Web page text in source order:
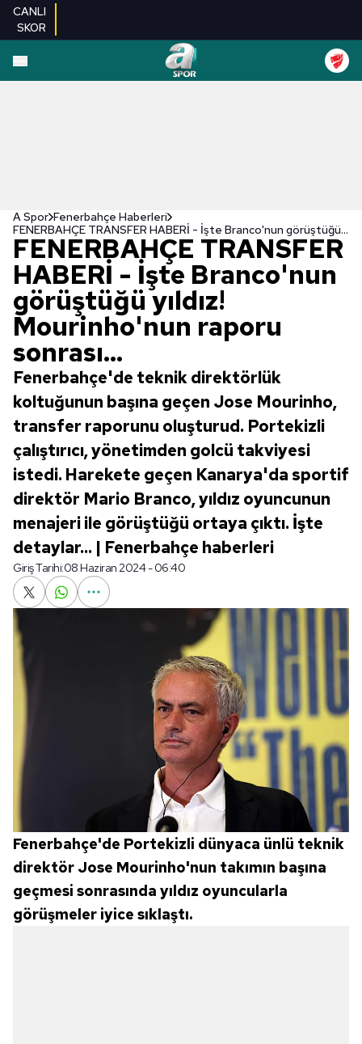
CANLI
SKOR
A Spor Fenerbahçe Haberleri
FENERBAHÇE TRANSFER HABERİ - İşte Branco'nun görüştüğü yıldız! Mourinho'nun raporu sonrası...
FENERBAHÇE TRANSFER
HABERİ - İşte Branco'nun
görüştüğü yıldız!
Mourinho'nun raporu
sonrası...
Fenerbahçe'de teknik direktörlük
koltuğunun başına geçen Jose Mourinho,
transfer raporunu oluşturud. Portekizli
çalıştırıcı, yönetimden golcü takviyesi
istedi. Harekete geçen Kanarya'da sportif
direktör Mario Branco, yıldız oyuncunun
menajeri ile görüştüğü ortaya çıktı. İşte
detaylar... | Fenerbahçe haberleri
Giriş Tarihi:08 Haziran 2024 - 06:40
Fenerbahçe'de Portekizli dünyaca ünlü teknik
direktör Jose Mourinho'nun takımın başına
geçmesi sonrasında yıldız oyuncularla
görüşmeler iyice sıklaştı.